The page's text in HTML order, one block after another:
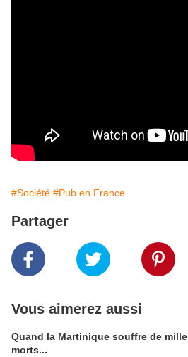
#Société #Pub en France
Partager
Vous aimerez aussi
Quand la Martinique souffre de mille
morts...